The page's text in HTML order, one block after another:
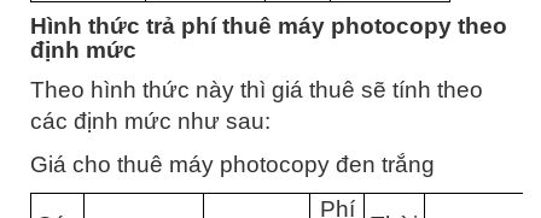
Hình thức trả phí thuê máy photocopy theo
định mức
Theo hình thức này thì giá thuê sẽ tính theo
các định mức như sau:
Giá cho thuê máy photocopy đen trắng
Phí